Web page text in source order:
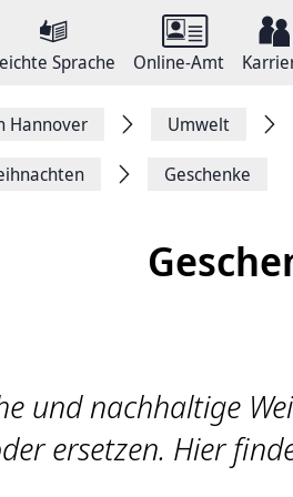
Sprache Online-Amt
Hannover Umwelt
Geschenke
und nachhaltige
ersetzen. Hier